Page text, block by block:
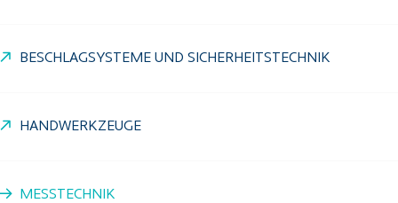
BESCHLAGSYSTEME UND SICHERHEITSTECHNIK
HANDWERKZEUGE
MESSTECHNIK